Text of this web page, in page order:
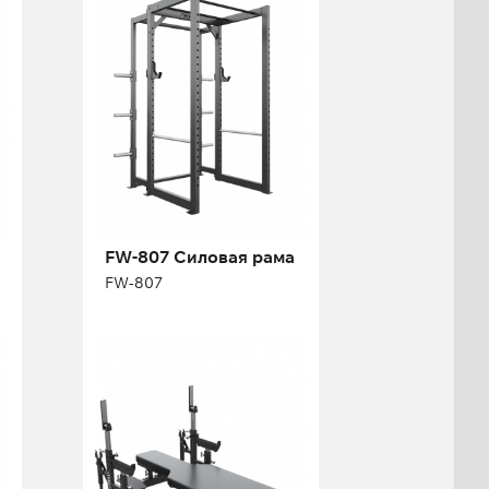
FW-807 Силовая рама
FW-807
FW-807
Длина:
143,4 см
паралимпийская
скамья для жима
лежа
FD-410.1